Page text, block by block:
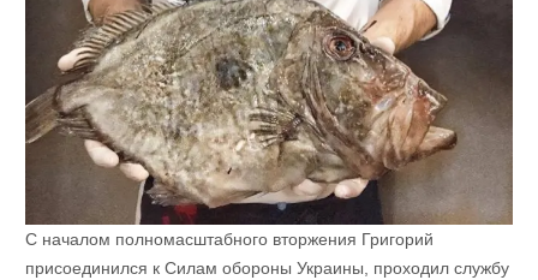
С началом полномасштабного вторжения Григорий
присоединился к Силам обороны Украины, проходил службу